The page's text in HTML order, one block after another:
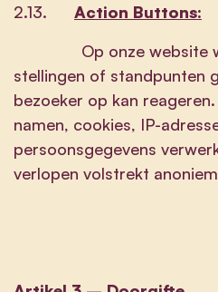
2.13. Action Buttons:
Op onze website
stellingen of standpunten
bezoeker op kan
namen, cookies, IP-
persoonsgegevens
verlopen volstrekt